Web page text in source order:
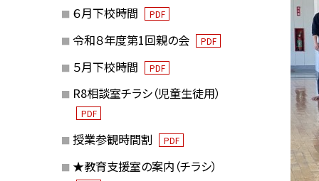
６月下校時間 PDF
令和８年度第1回親の会 PDF
５月下校時間 PDF
R8相談室チラシ（児童生徒用）
PDF
授業参観時間割 PDF
★教育支援室の案内（チラシ）